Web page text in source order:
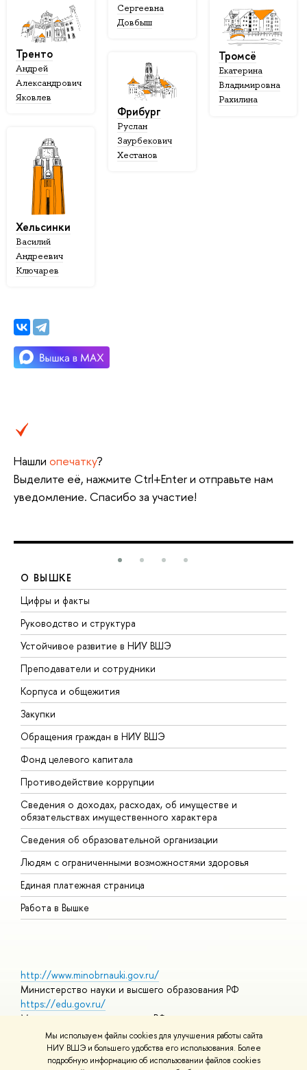
Мы используем файлы cookies для улучшения работы сайта
НИУ ВШЭ и большего удобства его использования. Более
подробную информацию об использовании файлов cookies
Сергеевна
Довбыш
Тренто
Андрей
Александрович
Яковлев
Тромсё
Екатерина
Владимировна
Рахилина
Фрибург
Руслан
Заурбекович
Хестанов
Хельсинки
Василий
Андреевич
Ключарев
Нашли опечатку?
Выделите её, нажмите Ctrl+Enter и отправьте нам
уведомление. Спасибо за участие!
О ВЫШКЕ
Цифры и факты
Руководство и структура
Устойчивое развитие в НИУ ВШЭ
Преподаватели и сотрудники
Корпуса и общежития
Закупки
Обращения граждан в НИУ ВШЭ
Фонд целевого капитала
Противодействие коррупции
Сведения о доходах, расходах, об имуществе и
обязательствах имущественного характера
Сведения об образовательной организации
Людям с ограниченными возможностями здоровья
Единая платежная страница
Работа в Вышке
http://www.minobrnauki.gov.ru/
Министерство науки и высшего образования РФ
https://edu.gov.ru/
Министерство просвещения РФ
https://elearning.hse.ru/mooc
Массовые открытые онлайн-курсы